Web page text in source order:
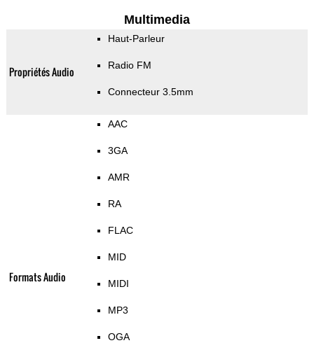
Multimedia
Propriétés Audio
Haut-Parleur
Radio FM
Connecteur 3.5mm
Formats Audio
AAC
3GA
AMR
RA
FLAC
MID
MIDI
MP3
OGA